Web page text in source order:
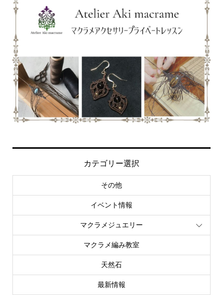
カテゴリー選択
その他
イベント情報
マクラメジュエリー
マクラメ編み教室
天然石
最新情報